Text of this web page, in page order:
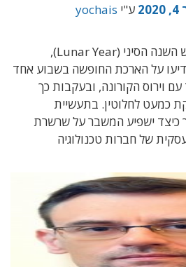
ע"י yochais
עם סיומה של חופשת ראש השנה הסיני (Lunar Year),
על הארכת החופשה בשבוע אחד
וירוס הקורונה, ובעקבות כך
כמעט לחלוטין. בתעשיית
כיצד ישפיע המשבר על שרשרת
של חברות טכנולוגיה